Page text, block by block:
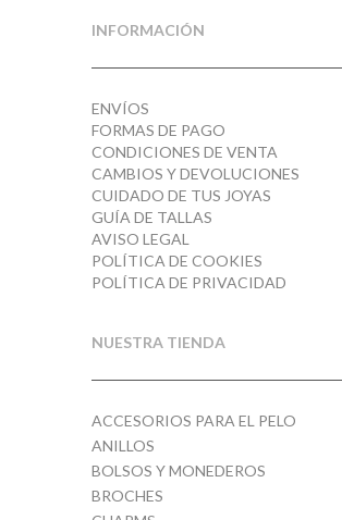
INFORMACIÓN
ENVÍOS
FORMAS DE PAGO
CONDICIONES DE VENTA
CAMBIOS Y DEVOLUCIONES
CUIDADO DE TUS JOYAS
GUÍA DE TALLAS
AVISO LEGAL
POLÍTICA DE COOKIES
POLÍTICA DE PRIVACIDAD
NUESTRA TIENDA
ACCESORIOS PARA EL PELO
ANILLOS
BOLSOS Y MONEDEROS
BROCHES